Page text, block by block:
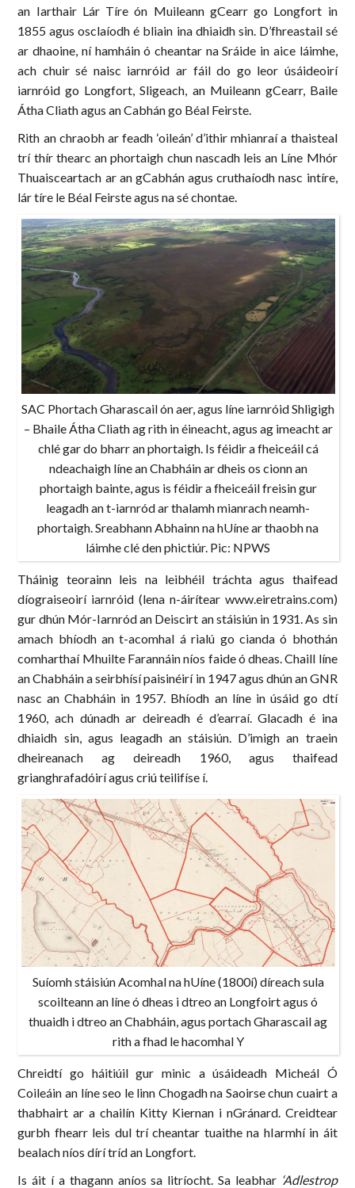
an Iarthair Lár Tíre ón Muileann gCearr go Longfort in
1855 agus osclaíodh é bliain ina dhiaidh sin. D’fhreastail sé
ar dhaoine, ní hamháin ó cheantar na Sráide in aice láimhe,
ach chuir sé naisc iarnróid ar fáil do go leor úsáideoirí
iarnróid go Longfort, Sligeach, an Muileann gCearr, Baile
Átha Cliath agus an Cabhán go Béal Feirste.
Rith an chraobh ar feadh ‘oileán’ d’ithir mhianraí a thaisteal
trí thír thearc an phortaigh chun nascadh leis an Líne Mhór
Thuaisceartach ar an gCabhán agus cruthaíodh nasc intíre,
lár tíre le Béal Feirste agus na sé chontae.
SAC Phortach Gharascail ón aer, agus líne iarnróid Shligigh
– Bhaile Átha Cliath ag rith in éineacht, agus ag imeacht ar
chlé gar do bharr an phortaigh. Is féidir a fheiceáil cá
ndeachaigh líne an Chabháin ar dheis os cionn an
phortaigh bainte, agus is féidir a fheiceáil freisin gur
leagadh an t-iarnród ar thalamh mianrach neamh-
phortaigh. Sreabhann Abhainn na hUíne ar thaobh na
láimhe clé den phictiúr. Pic: NPWS
Tháinig teorainn leis na leibhéil tráchta agus thaifead
díograiseoirí iarnróid (lena n-áirítear www.eiretrains.com)
gur dhún Mór-Iarnród an Deiscirt an stáisiún in 1931. As sin
amach bhíodh an t-acomhal á rialú go cianda ó bhothán
comharthaí Mhuilte Farannáin níos faide ó dheas. Chaill líne
an Chabháin a seirbhísí paisinéirí in 1947 agus dhún an GNR
nasc an Chabháin in 1957. Bhíodh an líne in úsáid go dtí
1960, ach dúnadh ar deireadh é d’earraí. Glacadh é ina
dhiaidh sin, agus leagadh an stáisiún. D’imigh an traein
dheireanach ag deireadh 1960, agus thaifead
grianghrafadóirí agus criú teilifíse í.
Suíomh stáisiún Acomhal na hUíne (1800í) díreach sula
scoilteann an líne ó dheas i dtreo an Longfoirt agus ó
thuaidh i dtreo an Chabháin, agus portach Gharascail ag
rith a fhad le hacomhal Y
Chreidtí go háitiúil gur minic a úsáideadh Micheál Ó
Coileáin an líne seo le linn Chogadh na Saoirse chun cuairt a
thabhairt ar a chailín Kitty Kiernan i nGránard. Creidtear
gurbh fhearr leis dul trí cheantar tuaithe na hIarmhí in áit
bealach níos dírí tríd an Longfort.
Is áit í a thagann aníos sa litríocht. Sa leabhar ‘Adlestrop